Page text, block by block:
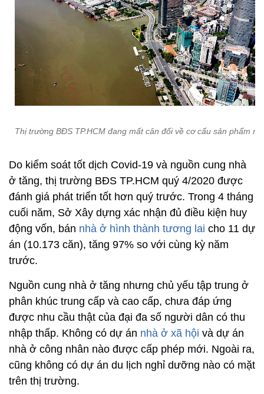
Thị trường BĐS TP.HCM đang mất cân đối về cơ cấu sản phẩm
Do kiểm soát tốt dịch Covid-19 và nguồn cung nhà
ở tăng, thị trường BĐS TP.HCM quý 4/2020 được
đánh giá phát triển tốt hơn quý trước. Trong 4 tháng
cuối năm, Sở Xây dựng xác nhận đủ điều kiện huy
động vốn, bán nhà ở hình thành tương lai cho 11 dự
án (10.173 căn), tăng 97% so với cùng kỳ năm
trước.
Nguồn cung nhà ở tăng nhưng chủ yếu tập trung ở
phân khúc trung cấp và cao cấp, chưa đáp ứng
được nhu cầu thật của đại đa số người dân có thu
nhập thấp. Không có dự án nhà ở xã hội và dự án
nhà ở công nhân nào được cấp phép mới. Ngoài ra,
cũng không có dự án du lịch nghỉ dưỡng nào có mặt
trên thị trường.